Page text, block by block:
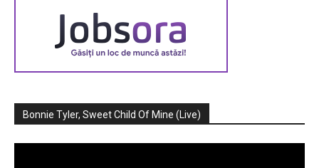
Bonnie Tyler, Sweet Child Of Mine (Live)